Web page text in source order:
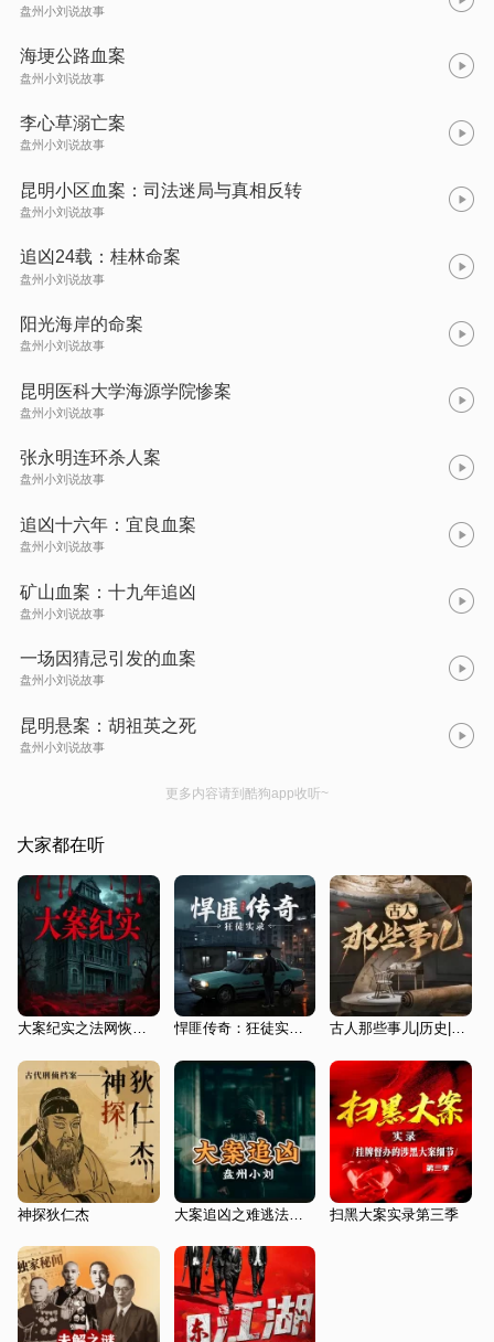
盘州小刘说故事
海埂公路血案
盘州小刘说故事
李心草溺亡案
盘州小刘说故事
昆明小区血案：司法迷局与真相反转
盘州小刘说故事
追凶24载：桂林命案
盘州小刘说故事
阳光海岸的命案
盘州小刘说故事
昆明医科大学海源学院惨案
盘州小刘说故事
张永明连环杀人案
盘州小刘说故事
追凶十六年：宜良血案
盘州小刘说故事
矿山血案：十九年追凶
盘州小刘说故事
一场因猜忌引发的血案
盘州小刘说故事
昆明悬案：胡祖英之死
盘州小刘说故事
更多内容请到酷狗app收听~
大家都在听
大案纪实之法网恢恢疏而不漏 悍匪传奇：狂徒实录|真实犯罪|九十年代|人性探索 古人那些事儿|历史|野史|人文国学
神探狄仁杰 大案追凶之难逃法网|大案纪实 扫黑大案实录第三季